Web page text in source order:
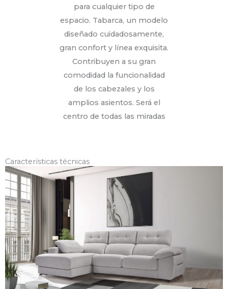
para cualquier tipo de
espacio. Tabarca, un modelo
diseñado cuidadosamente,
gran confort y línea exquisita.
Contribuyen a su gran
comodidad la funcionalidad
de los cabezales y los
amplios asientos. Será el
centro de todas las miradas
Características técnicas